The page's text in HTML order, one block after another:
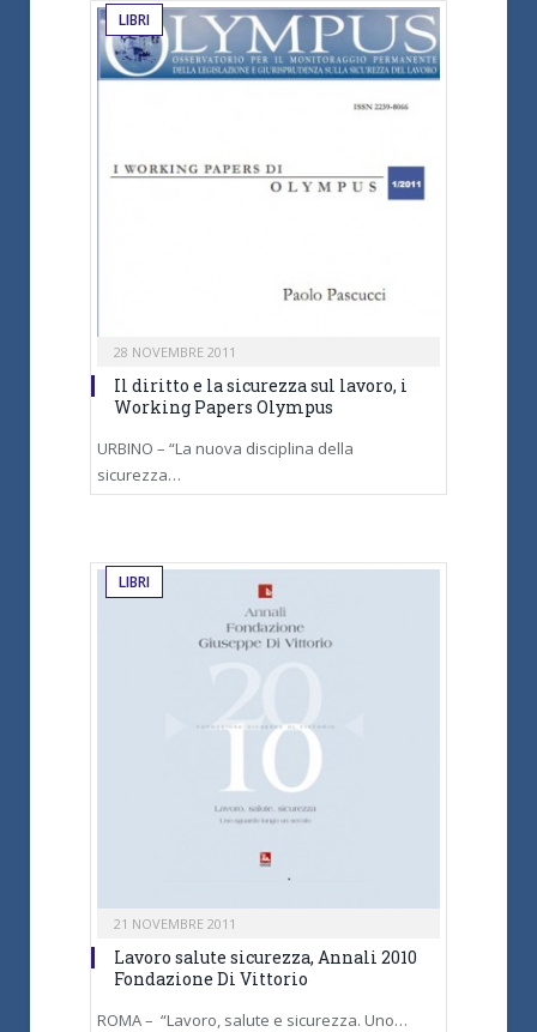
LIBRI
28 NOVEMBRE 2011
Il diritto e la sicurezza sul lavoro, i
Working Papers Olympus
URBINO – “La nuova disciplina della
sicurezza…
LIBRI
21 NOVEMBRE 2011
Lavoro salute sicurezza, Annali 2010
Fondazione Di Vittorio
ROMA – “Lavoro, salute e sicurezza. Uno…